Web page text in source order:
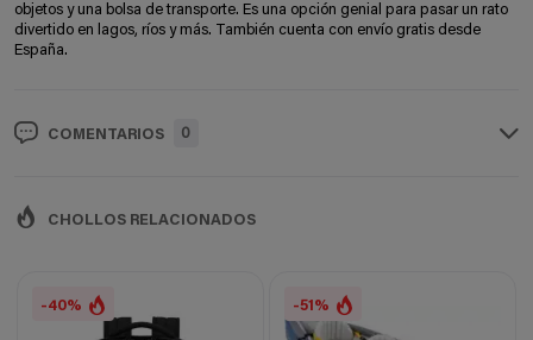
objetos y una bolsa de transporte. Es una opción genial para pasar un rato
divertido en lagos, ríos y más. También cuenta con envío gratis desde
España.
COMENTARIOS 0
CHOLLOS RELACIONADOS
-40% -51%